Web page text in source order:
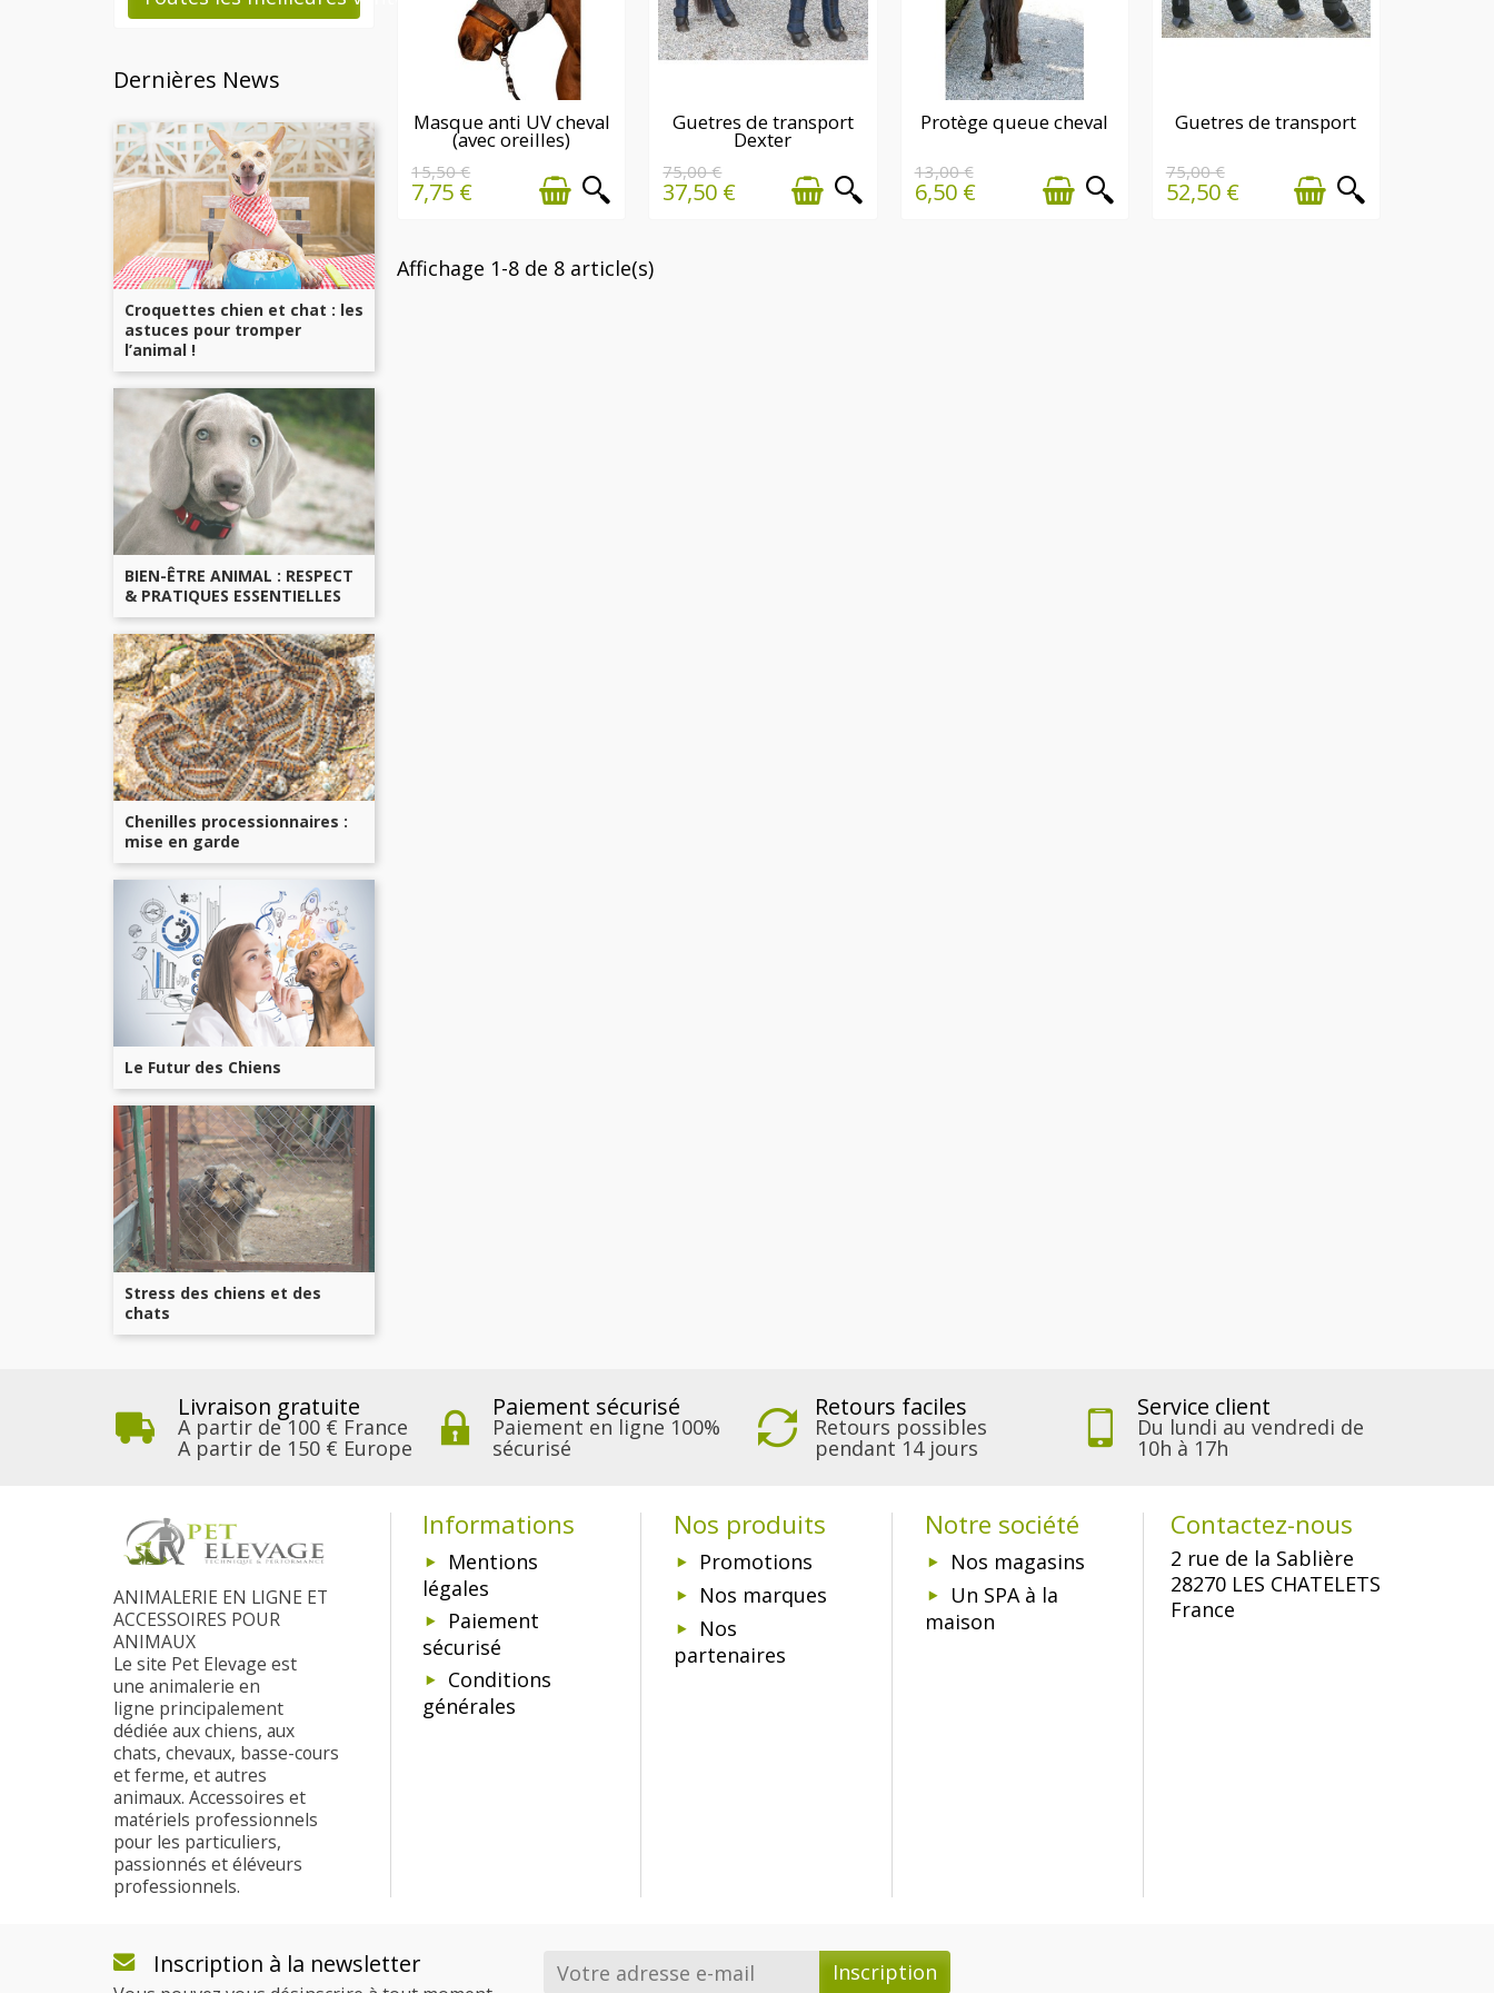
Dernières News
Croquettes chien et chat : les
astuces pour tromper
l’animal !
BIEN-ÊTRE ANIMAL : RESPECT
& PRATIQUES ESSENTIELLES
Chenilles processionnaires :
mise en garde
Le Futur des Chiens
Stress des chiens et des
chats
EN STOCK
Masque anti UV cheval
(avec oreilles)
15,50 €
7,75 €
DERNIÈRE(S)
QUANTITÉ(S)
DISPONIBLE(S)
Guetres de transport
Dexter
75,00 €
37,50 €
DERNIÈRE(S)
QUANTITÉ(S)
DISPONIBLE(S)
Protège queue cheval
13,00 €
6,50 €
DERNIÈRE(S)
QUANTITÉ(S)
DISPONIBLE(S)
Guetres de transport
75,00 €
52,50 €
Affichage 1-8 de 8 article(s)
Livraison gratuite
A partir de 100 € France
A partir de 150 € Europe
Paiement sécurisé
Paiement en ligne 100%
sécurisé
Retours faciles
Retours possibles
pendant 14 jours
Service client
Du lundi au vendredi de
10h à 17h
ANIMALERIE EN LIGNE ET
ACCESSOIRES POUR
ANIMAUX
Le site Pet Elevage est
une animalerie en
ligne principalement
dédiée aux chiens, aux
chats, chevaux, basse-cours
et ferme, et autres
animaux. Accessoires et
matériels professionnels
pour les particuliers,
passionnés et éléveurs
professionnels.
Informations
Mentions
légales
Paiement
sécurisé
Conditions
générales
Nos produits
Promotions
Nos marques
Nos
partenaires
Notre société
Nos magasins
Un SPA à la
maison
Contactez-nous
2 rue de la Sablière
28270 LES CHATELETS
France
Inscription à la newsletter